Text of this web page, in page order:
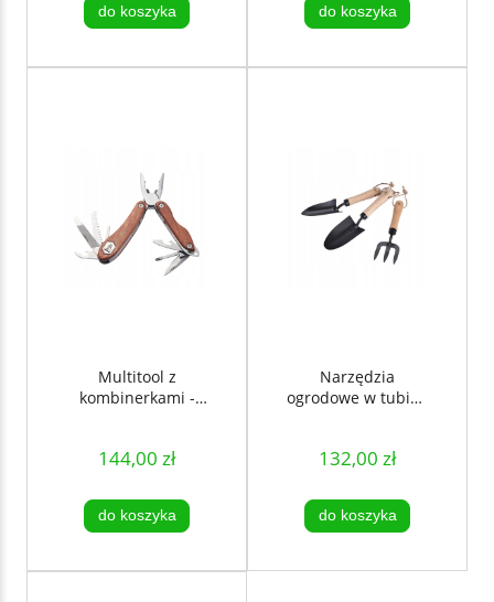
do koszyka do koszyka
Multitool z
kombinerkami -
144,00 zł
do koszyka
Narzędzia
ogrodowe w tubie -
132,00 zł
do koszyka